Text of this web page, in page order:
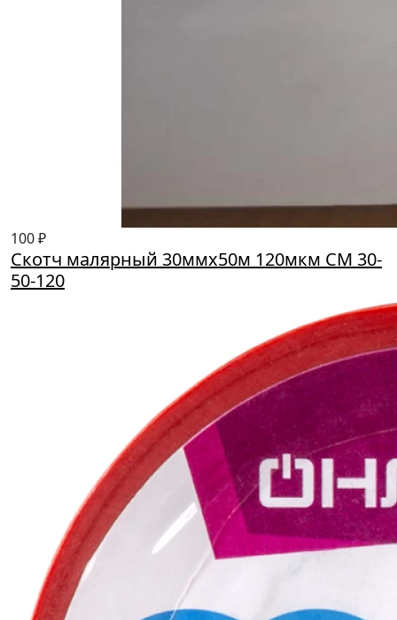
100 ₽
Скотч малярный 30ммх50м 120мкм СМ 30-
50-120